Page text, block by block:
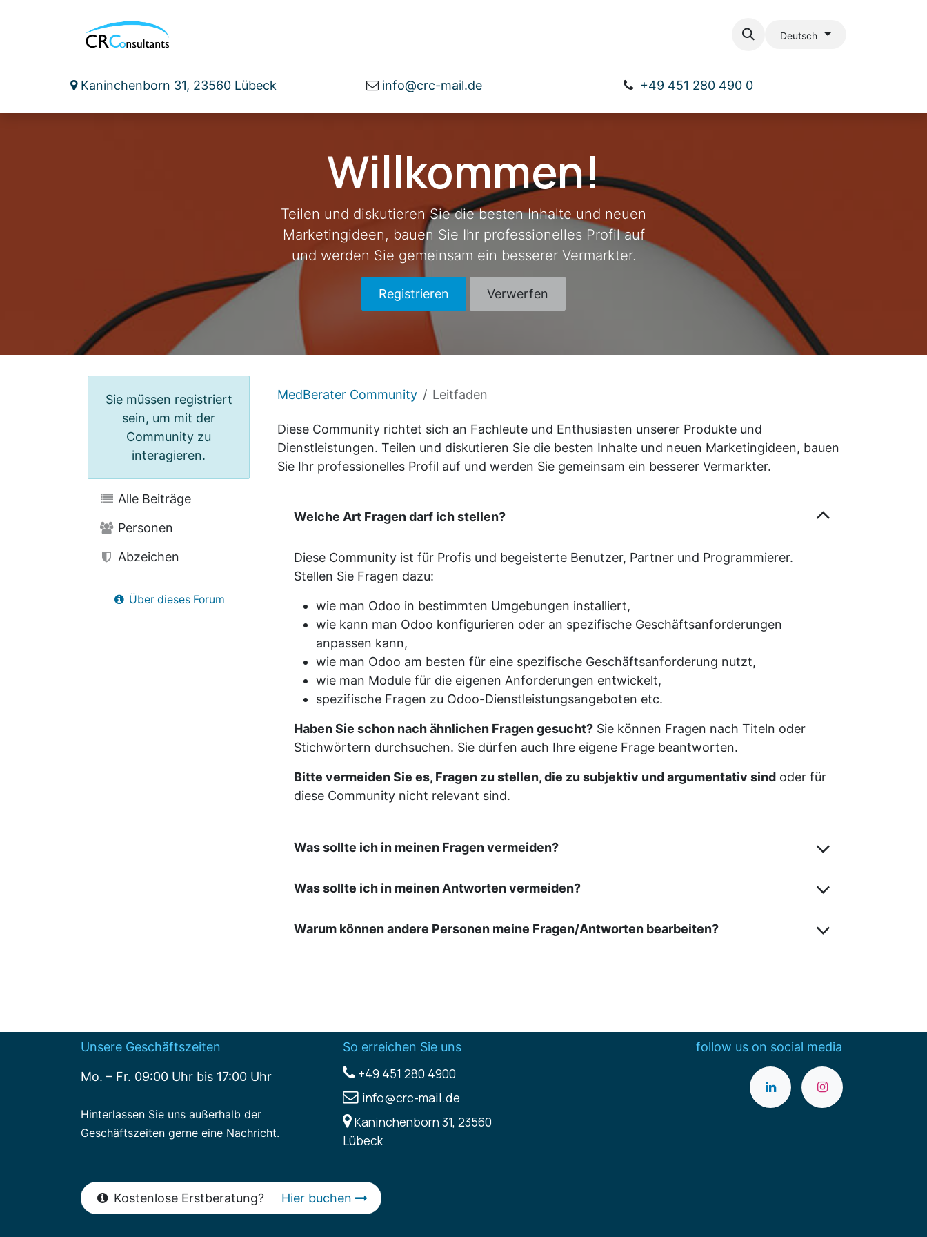
Maschinensicherheit Deutsch
Kaninchenborn 31, 23560 Lübeck info@crc-mail.de +49 451 280 490 0
Willkommen!
Teilen und diskutieren Sie die besten Inhalte und neuen
Marketingideen, bauen Sie Ihr professionelles Profil auf
und werden Sie gemeinsam ein besserer Vermarkter.
Registrieren Verwerfen
Sie müssen registriert
sein, um mit der
Community zu
interagieren.
Alle Beiträge
Personen
Abzeichen
Über dieses Forum
MedBerater Community Leitfaden
Diese Community richtet sich an Fachleute und Enthusiasten unserer Produkte und
Dienstleistungen. Teilen und diskutieren Sie die besten Inhalte und neuen Marketingideen, bauen
Sie Ihr professionelles Profil auf und werden Sie gemeinsam ein besserer Vermarkter.
Welche Art Fragen darf ich stellen?
Diese Community ist für Profis und begeisterte Benutzer, Partner und Programmierer.
Stellen Sie Fragen dazu:
wie man Odoo in bestimmten Umgebungen installiert,
wie kann man Odoo konfigurieren oder an spezifische Geschäftsanforderungen
anpassen kann,
wie man Odoo am besten für eine spezifische Geschäftsanforderung nutzt,
wie man Module für die eigenen Anforderungen entwickelt,
spezifische Fragen zu Odoo-Dienstleistungsangeboten etc.
Haben Sie schon nach ähnlichen Fragen gesucht? Sie können Fragen nach Titeln oder
Stichwörtern durchsuchen. Sie dürfen auch Ihre eigene Frage beantworten.
Bitte vermeiden Sie es, Fragen zu stellen, die zu subjektiv und argumentativ sind oder für
diese Community nicht relevant sind.
Was sollte ich in meinen Fragen vermeiden?
Was sollte ich in meinen Antworten vermeiden?
Warum können andere Personen meine Fragen/Antworten bearbeiten?
Unsere Geschäftszeiten
Mo. – Fr. 09:00 Uhr bis 17:00 Uhr
Hinterlassen Sie uns außerhalb der
Geschäftszeiten gerne eine Nachricht.
So erreichen Sie uns
+49 451 280 4900
info@crc-mail.de
Kaninchenborn 31, 23560
Lübeck
follow us on social media
Kostenlose Erstberatung? Hier buchen